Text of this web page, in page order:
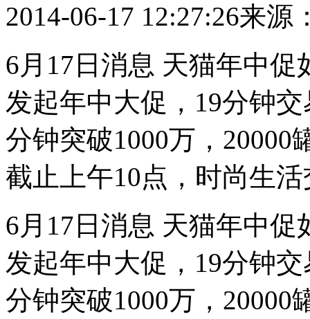
2014-06-17 12:27:26来源
6月17日消息 天猫年中
发起年中大促，19分钟
分钟突破1000万，20000
截止上午10点，时尚生
6月17日消息 天猫年中
发起年中大促，19分钟
分钟突破1000万，20000